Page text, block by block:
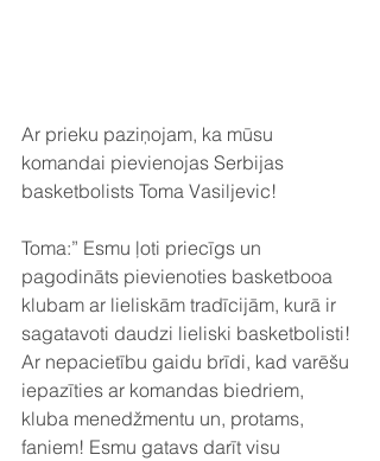
Ar prieku paziņojam, ka mūsu
komandai pievienojas Serbijas
basketbolists Toma Vasiljevic!
Toma:” Esmu ļoti priecīgs un
pagodināts pievienoties basketbooa
klubam ar lieliskām tradīcijām, kurā ir
sagatavoti daudzi lieliski basketbolisti!
Ar nepacietību gaidu brīdi, kad varēšu
iepazīties ar komandas biedriem,
kluba menedžmentu un, protams,
faniem! Esmu gatavs darīt visu